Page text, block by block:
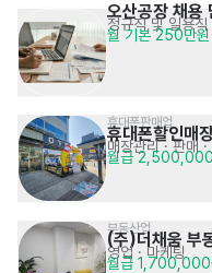
오산공장 채용
정규직 및 일용
월 기본 250만원
휴대폰판매업
휴대폰할인매
매장관리 · 판매·
월급
부동산업
(주)더채움 부
영업 · 마케팅
월급 1,700,000